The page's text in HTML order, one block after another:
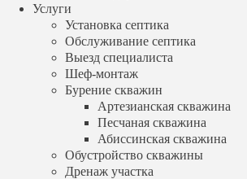
Наши работы
О компании
Акции
Вопрос-ответ
Сертификаты
Гарантия
Вакансии
+7 (499) 348 88 04
Заказать звонок
Услуги
Установка септика
Обслуживание септика
Выезд специалиста
Шеф-монтаж
Бурение скважин
Артезианская скважина
Песчаная скважина
Абиссинская скважина
Обустройство скважины
Дренаж участка